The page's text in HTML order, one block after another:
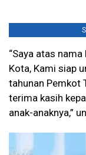
“Saya atas
Kota, Kami siap
tahunan Pemkot
terima kasih
anak-anaknya,”